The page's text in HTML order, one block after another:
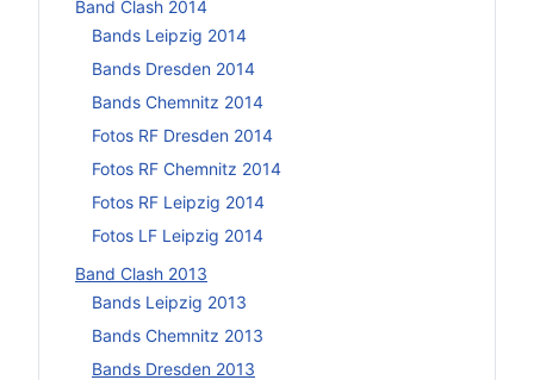
Band Clash 2014
Bands Leipzig 2014
Bands Dresden 2014
Bands Chemnitz 2014
Fotos RF Dresden 2014
Fotos RF Chemnitz 2014
Fotos RF Leipzig 2014
Fotos LF Leipzig 2014
Band Clash 2013
Bands Leipzig 2013
Bands Chemnitz 2013
Bands Dresden 2013